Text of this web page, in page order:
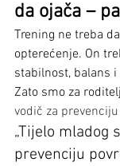
da ojača –
Trening ne treba
opterećenje. On
stabilnost, balans i
Zato smo za
vodič za
„Tijelo mladog
prevenciju